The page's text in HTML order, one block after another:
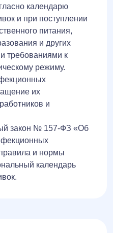
календарю
и при поступлении
питания,
и других
требованиями к
режиму.
их
и
закон № 157-ФЗ «Об
и нормы
календарь